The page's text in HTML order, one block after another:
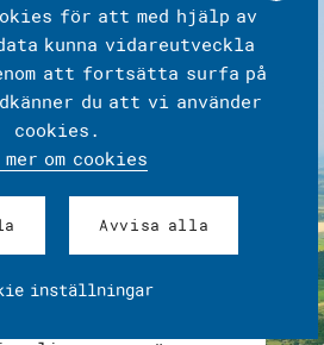
för att med hjälp av
kunna vidareutveckla
att fortsätta surfa på
du att vi använder
cookies.
mer om cookies
Avvisa alla
inställningar